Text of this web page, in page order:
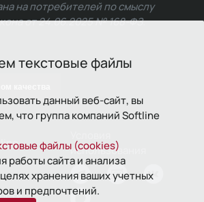
текстовые файлы
данный веб-сайт, вы
что группа компаний Softline
файлы (cookies)
работы сайта и анализа
хранения ваших учетных
и предпочтений.
качества
на потребителей по смыслу
от 24.06.2025 № 168-ФЗ.
использования